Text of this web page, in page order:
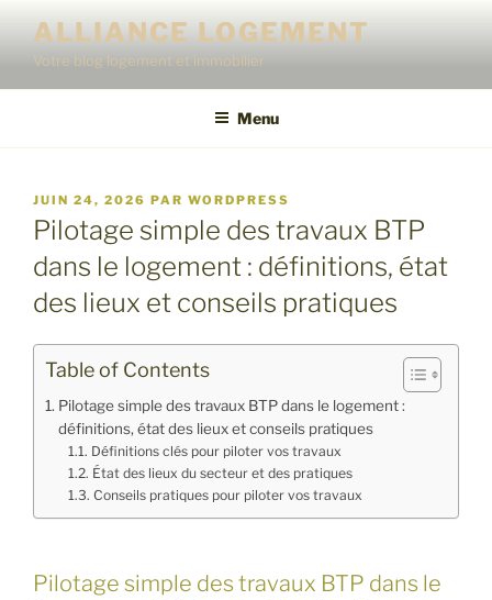
contenu
principal
ALLIANCE LOGEMENT
Votre blog logement et immobilier
Menu
PUBLIÉ
LE
JUIN 24, 2026 PAR WORDPRESS
Pilotage simple des travaux BTP
dans le logement : définitions, état
des lieux et conseils pratiques
Table of Contents
Pilotage simple des travaux BTP dans le logement :
définitions, état des lieux et conseils pratiques
Définitions clés pour piloter vos travaux
État des lieux du secteur et des pratiques
Conseils pratiques pour piloter vos travaux
Pilotage simple des travaux BTP dans le